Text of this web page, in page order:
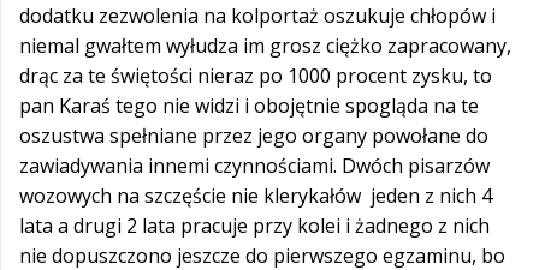
dodatku zezwolenia na kolportaż oszukuje chłopów i
niemal gwałtem wyłudza im grosz ciężko zapracowany,
drąc za te świętości nieraz po 1000 procent zysku, to
pan Karaś tego nie widzi i obojętnie spogląda na te
oszustwa spełniane przez jego organy powołane do
zawiadywania innemi czynnościami. Dwóch pisarzów
wozowych na szczęście nie klerykałów jeden z nich 4
lata a drugi 2 lata pracuje przy kolei i żadnego z nich
nie dopuszczono jeszcze do pierwszego egzaminu, bo